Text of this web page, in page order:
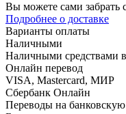
Вы можете сами забрать
Подробнее о доставке
Варианты оплаты
Наличными
Наличными средствами
Онлайн перевод
VISA, Mastercard, МИР
Сбербанк Онлайн
Переводы на банковскую